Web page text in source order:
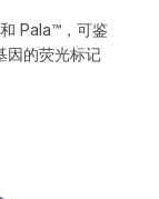
Pala™，可鉴
因的荧光标记